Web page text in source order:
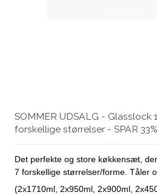
SOMMER UDSALG -
forskellige størrelser - SPAR 33%
Det perfekte og store køkkensæt,
7 forskellige størrelser/forme. Tåler
(2x1710ml, 2x950ml, 2x900ml,